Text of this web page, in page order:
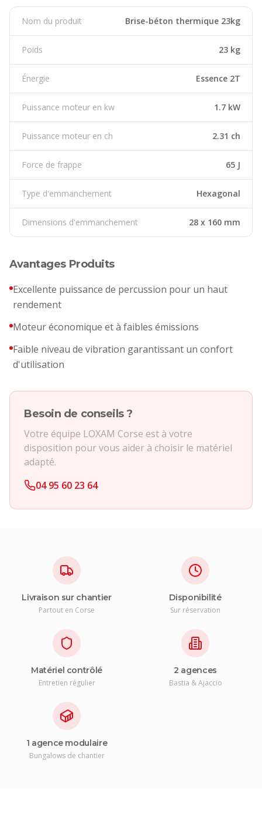
Nom du produit Brise-béton thermique 23kg
Poids 23 kg
Énergie Essence 2T
Puissance moteur en kw 1.7 kW
Puissance moteur en ch 2.31 ch
Force de frappe 65 J
Type d'emmanchement Hexagonal
Dimensions d'emmanchement 28 x 160 mm
Avantages Produits
Excellente puissance de percussion pour un haut
rendement
Moteur économique et à faibles émissions
Faible niveau de vibration garantissant un confort
d'utilisation
Besoin de conseils ?
Votre équipe LOXAM Corse est à votre
disposition pour vous aider à choisir le matériel
adapté.
04 95 60 23 64
Livraison sur chantier
Partout en Corse
Disponibilité
Sur réservation
Matériel contrôlé
Entretien régulier
2 agences
Bastia & Ajaccio
1 agence modulaire
Bungalows de chantier